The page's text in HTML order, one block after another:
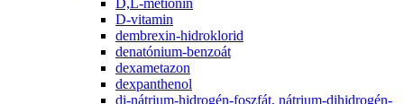
D,L-metionin
D-vitamin
dembrexin-hidroklorid
denatónium-benzoát
dexametazon
dexpanthenol
di-nátrium-hidrogén-foszfát, nátrium-dihidrogén-